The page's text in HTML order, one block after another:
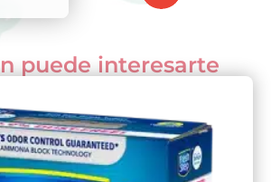
puede interesarte